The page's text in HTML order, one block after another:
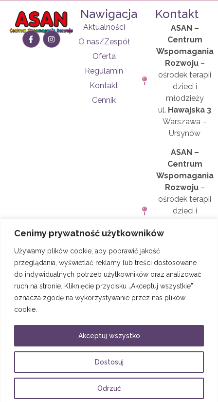
Cenimy prywatność użytkowników
Używamy plików cookie, aby poprawić jakość
przeglądania, wyświetlać reklamy lub treści dostosowane
do indywidualnych potrzeb użytkowników oraz analizować
ruch na stronie. Kliknięcie przycisku „Akceptuj wszystkie”
oznacza zgodę na wykorzystywanie przez nas plików
cookie.
Dostosuj
Odrzuć
Akceptuj wszystko
Nawigacja
Aktualności
O nas/Zespół
Oferta
Regulamin
Kontakt
Cennik
Kontakt
ASAN –
Centrum
Wspomagania
Rozwoju–
ośrodek terapii
dzieci i
młodzieży
ul. Hawajska 3
Warszawa –
Ursynów
ASAN –
Centrum
Wspomagania
Rozwoju–
ośrodek terapii
dzieci i
ul.
Warszawa –
Ursynów
609 777 514
asan@asan-